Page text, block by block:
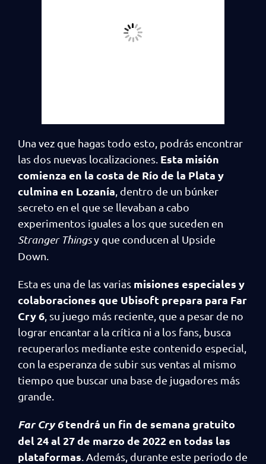
Una vez que hagas todo esto, podrás encontrar
las dos nuevas localizaciones. Esta misión
comienza en la costa de Río de la Plata y
culmina en Lozanía , dentro de un búnker
secreto en el que se llevaban a cabo
experimentos iguales a los que suceden en
Stranger Thingsy que conducen al Upside
Down.
Esta es una de las varias misiones especiales y
colaboraciones que Ubisoft prepara para Far
Cry 6 , su juego más reciente, que a pesar de no
lograr encantar a la crítica ni a los fans, busca
recuperarlos mediante este contenido especial,
con la esperanza de subir sus ventas al mismo
tiempo que buscar una base de jugadores más
grande.
Far Cry 6tendrá un fin de semana gratuito
del 24 al 27 de marzo de 2022 en todas las
plataformas . Además, durante este periodo de